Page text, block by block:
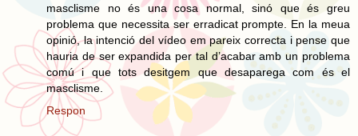
masclisme no és una cosa normal, sinó que és greu
problema que necessita ser erradicat prompte. En la meua
opinió, la intenció del vídeo em pareix correcta i pense que
hauria de ser expandida per tal d’acabar amb un problema
comú i que tots desitgem que desaparega com és el
masclisme.
Respon